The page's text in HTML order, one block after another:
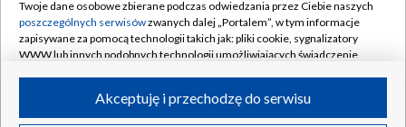
Rada Programowa
System NOS
Informacje o nadawcy
Program dla prasy
Kontakt
Kanały
Twoje dane osobowe zbierane podczas odwiedzania przez Ciebie naszych
poszczególnych serwisówzwanych dalej „Portalem”, w tym informacje
zapisywane za pomocą technologii takich jak: pliki cookie, sygnalizatory
WWW lub innych podobnych technologii umożliwiających świadczenie
ruchu w Internecie.Akceptuję i przechodzę do serwisu